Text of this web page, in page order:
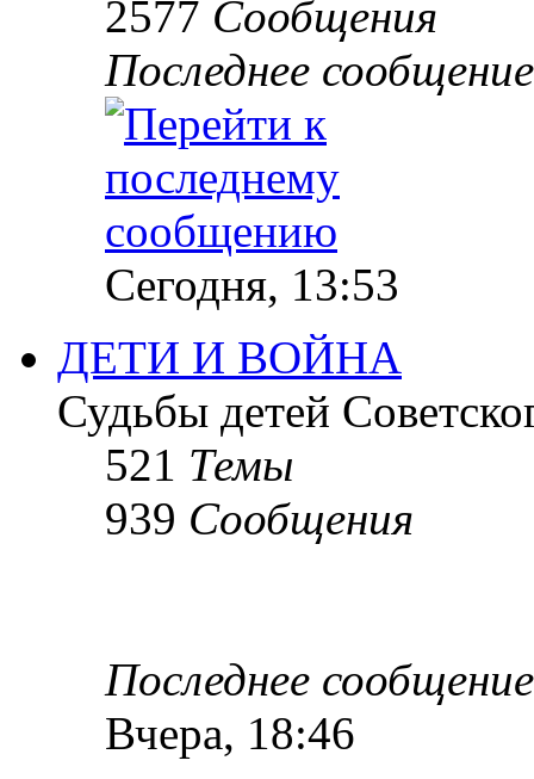
2577 Сообщения
Последнее сообщение
Сегодня, 13:53
ДЕТИ И ВОЙНА
Судьбы детей
521 Темы
939 Сообщения
Последнее сообщение
Вчера, 18:46